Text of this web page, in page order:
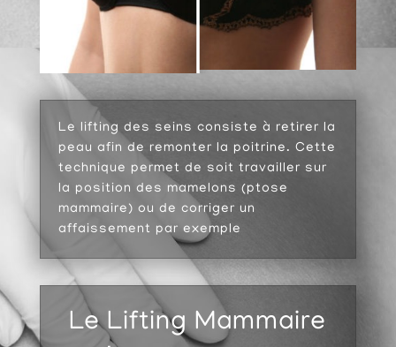
Le lifting des seins consiste à retirer la
peau afin de remonter la poitrine. Cette
technique permet de soit travailler sur
la position des mamelons (ptose
mammaire) ou de corriger un
affaissement par exemple
Le Lifting Mammaire